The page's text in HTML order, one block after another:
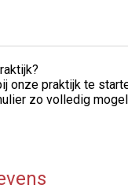
onze praktijk te
zo volledig